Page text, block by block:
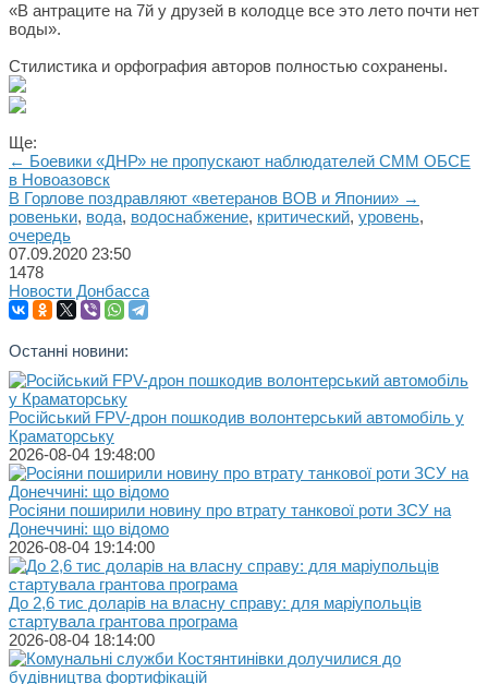
«В антраците на 7й у друзей в колодце все это лето почти нет
воды».
Стилистика и орфография авторов полностью сохранены.
Ще:
← Боевики «ДНР» не пропускают наблюдателей СММ ОБСЕ
в Новоазовск
В Горлове поздравляют «ветеранов ВОВ и Японии» →
ровеньки, вода, водоснабжение, критический, уровень,
очередь
07.09.2020 23:50
1478
Новости Донбасса
Останні новини:
Російський FPV-дрон пошкодив волонтерський автомобіль у
Краматорську
2026-08-04 19:48:00
Росіяни поширили новину про втрату танкової роти ЗСУ на
Донеччині: що відомо
2026-08-04 19:14:00
До 2,6 тис доларів на власну справу: для маріупольців
стартувала грантова програма
2026-08-04 18:14:00